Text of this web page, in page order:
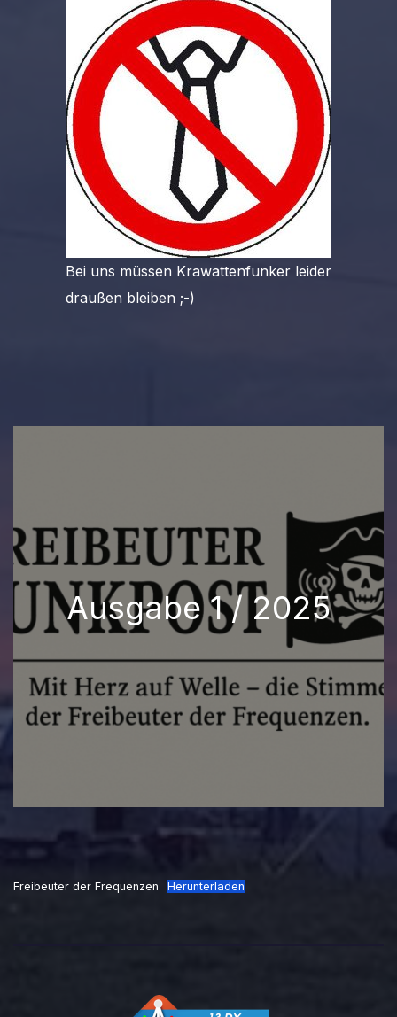
Bei uns müssen Krawattenfunker leider
draußen bleiben ;-)
Ausgabe 1 / 2025
Freibeuter der Frequenzen Herunterladen